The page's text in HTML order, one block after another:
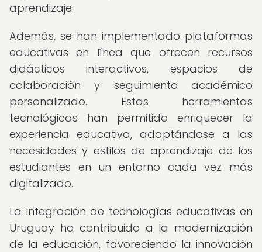
aprendizaje.
Además, se han implementado plataformas
educativas en línea que ofrecen recursos
didácticos interactivos, espacios de
colaboración y seguimiento académico
personalizado. Estas herramientas
tecnológicas han permitido enriquecer la
experiencia educativa, adaptándose a las
necesidades y estilos de aprendizaje de los
estudiantes en un entorno cada vez más
digitalizado.
La integración de tecnologías educativas en
Uruguay ha contribuido a la modernización
de la educación, favoreciendo la innovación